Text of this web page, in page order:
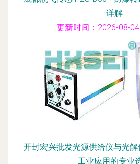
详解
更新时间：2026-08-
开封宏兴批发光源供给仪与光
工业应用的专业